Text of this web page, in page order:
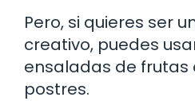
Pero, si quieres ser
creativo, puedes
ensaladas de frutas
postres.